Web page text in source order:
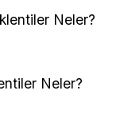
Neler?